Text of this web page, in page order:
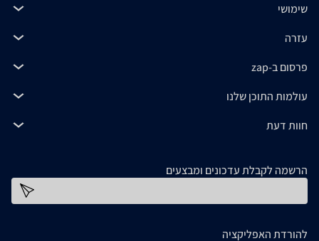
שימושי
עזרה
פרסום ב-zap
עולמות התוכן שלנו
חוות דעת
הרשמה לקבלת עדכונים ומבצעים
להורדת האפליקציה